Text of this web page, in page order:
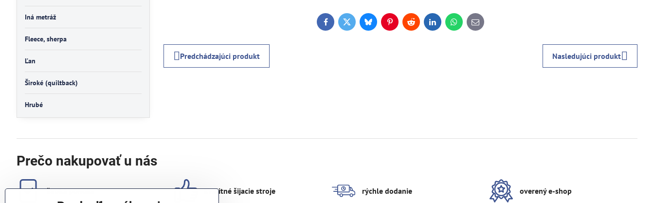
FacebookTwitterBlueskyPinterestRedditLinkedInWhatsApp
E-
mail
Predchádzajúci produkt Nasledujúci produkt
Iná metráž
Fleece, sherpa
Ľan
Široké (quiltback)
Hrubé
Prečo nakupovať u nás
široká ponuka kvalitné šijacie stroje rýchle dodanie overený e-shop